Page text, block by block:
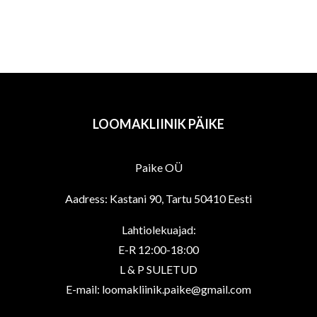
LOOMAKLIINIK PÄIKE
Paike OÜ
Aadress: Kastani 90, Tartu 50410 Eesti
Lahtiolekuajad:
E-R 12:00-18:00
L & P SULETUD
E-mail: loomakliinik.paike@gmail.com